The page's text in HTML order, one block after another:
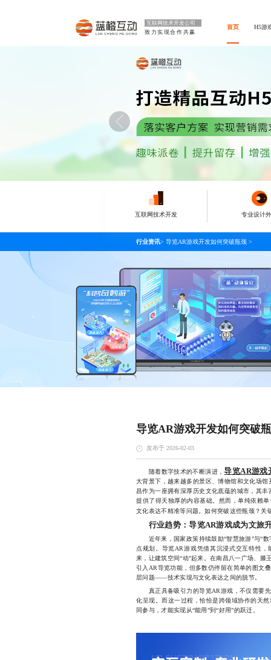
互联网技术开发公司
致力实现合作共赢
首页 H5游
互联网技术开发 专业设计
行业资讯> 导览AR游戏开发如何突破瓶颈 >
导览AR游戏开发如何突破
发布于 2026-02-03
随着数字技术的不断演进，导览AR游戏
大背景下，越来越多的景区、博物馆和文化场
昌作为一座拥有深厚历史文化底蕴的城市，其
提供了得天独厚的内容基础。然而，单纯依赖
文化表达不精准等问题。如何突破这些瓶颈？关
行业趋势：导览AR游戏成为文旅
近年来，国家政策持续鼓励“智慧旅游”与“数
点规划。导览AR游戏凭借其沉浸式交互特性
来，让建筑空间“动”起来。在南昌八一广场、
引入AR导览功能，但多数仍停留在简单的图文
层问题——技术实现与文化表达之间的脱节。
真正具备吸引力的导览AR游戏，不仅需要先
化呈现。而这一过程，恰恰是跨领域协作的天
同参与，才能实现从“能用”到“好用”的跃迁。